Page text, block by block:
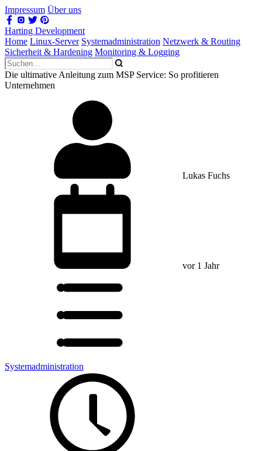
Impressum Über uns
Harting Development
Home Linux-Server Systemadministration Netzwerk & Routing
Sicherheit & Hardening Monitoring & Logging
Die ultimative Anleitung zum MSP Service: So profitieren
Unternehmen
Lukas Fuchs
vor 1 Jahr
Systemadministration